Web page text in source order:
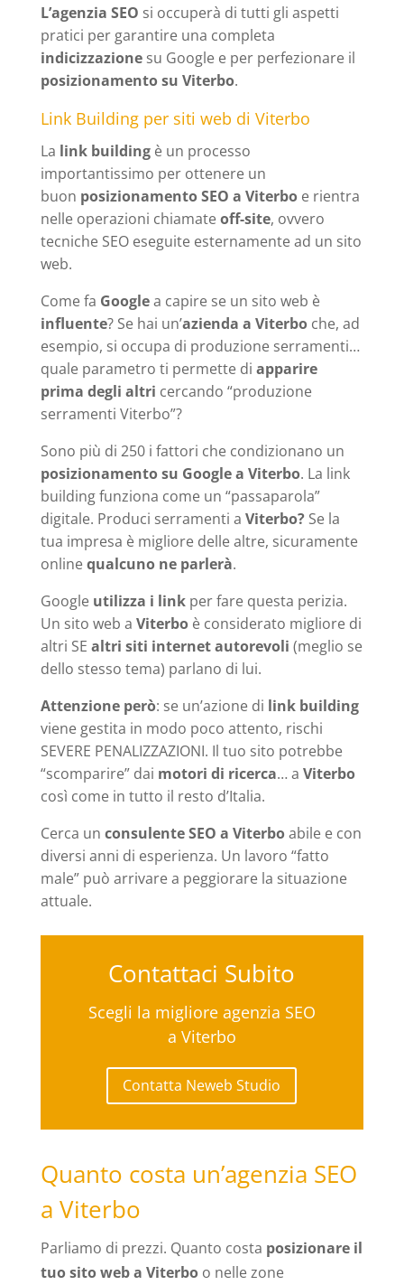
L’agenzia SEO si occuperà di tutti gli aspetti
pratici per garantire una completa
indicizzazionesu Google e per perfezionare il
posizionamento su Viterbo.
Link Building per siti web di Viterbo
La link buildingè un processo
importantissimo per ottenere un
buon posizionamento SEO a Viterboe rientra
nelle operazioni chiamateoff-site, ovvero
tecniche SEO eseguite esternamente ad un sito
web.
Come fa Googlea capire se un sito web è
influente? Se hai un’azienda a Viterboche, ad
esempio, si occupa di produzione serramenti…
quale parametro ti permette di apparire
prima degli altri cercando “produzione
serramenti Viterbo”?
Sono più di 250 i fattori che condizionano un
posizionamento su Google a Viterbo. La link
building funziona come un “passaparola”
digitale. Produci serramenti a Viterbo? Se la
tua impresa è migliore delle altre, sicuramente
onlinequalcuno ne parlerà.
Google utilizza i linkper fare questa perizia.
Un sito web a Viterbo è considerato migliore di
altri SE altri siti internet autorevoli (meglio se
dello stesso tema) parlano di lui.
Attenzione però: se un’azione di link building
viene gestita in modo poco attento, rischi
SEVERE PENALIZZAZIONI. Il tuo sito potrebbe
“scomparire” dai motori di ricerca… a Viterbo
così come in tutto il resto d’Italia.
Cerca un consulente SEO a Viterboabile e con
diversi anni di esperienza. Un lavoro “fatto
male” può arrivare a peggiorare la situazione
attuale.
Contattaci Subito
Scegli la migliore agenzia SEO
a Viterbo
Contatta Neweb Studio
Quanto costa un’agenzia SEO
a Viterbo
Parliamo di prezzi. Quanto costa posizionare il
tuo sito web a Viterboo nelle zone